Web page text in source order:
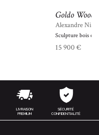
Goldo Wood
Alexandre
Sculpture bois
15 900 €
LIVRAISON
PREMIUM
SÉCURITÉ
CONFIDENTIALITÉ